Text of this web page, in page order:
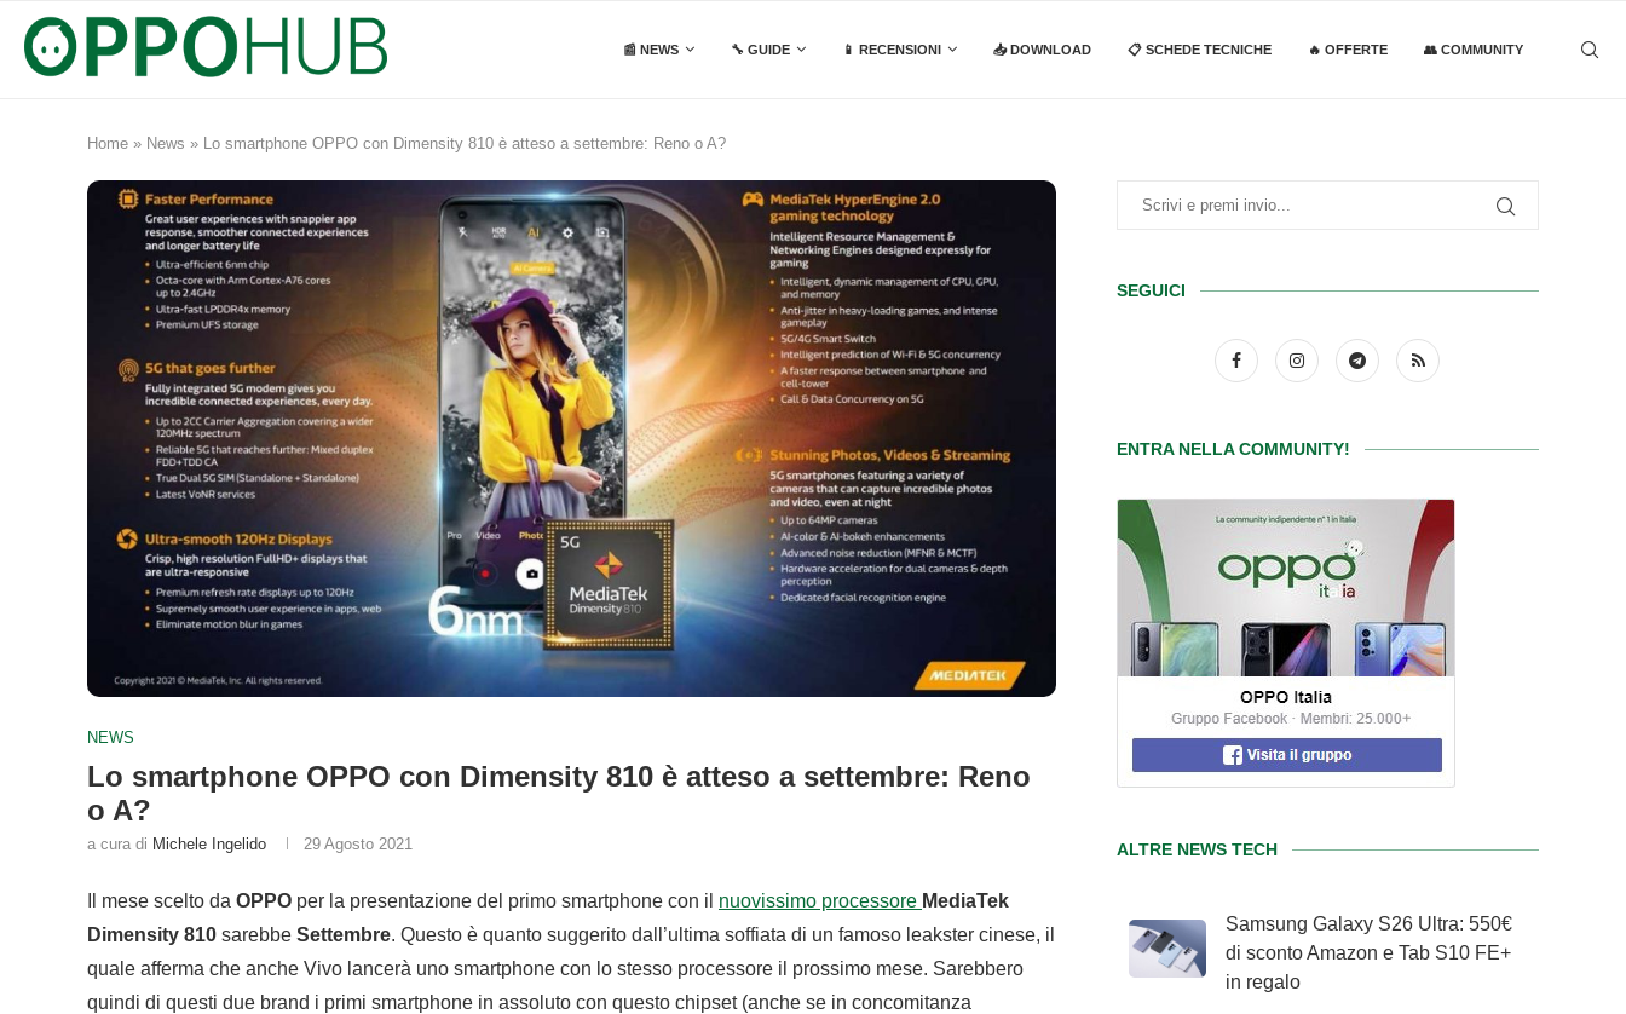
📰 NEWS 🔧 GUIDE 📱 RECENSIONI 📥 DOWNLOAD 📋 SCHEDE TECNICHE 🔥 OFFERTE 👥 COMMUNITY
Home » News » Lo smartphone OPPO con Dimensity 810 è atteso a settembre: Reno o A?
NEWS
Lo smartphone OPPO con Dimensity 810 è atteso a settembre: Reno
o A?
a cura di Michele Ingelido 29 Agosto 2021
Il mese scelto da OPPO per la presentazione del primo smartphone con il nuovissimo processore MediaTek
Dimensity 810 sarebbe Settembre. Questo è quanto suggerito dall’ultima soffiata di un famoso leakster cinese, il
quale afferma che anche Vivo lancerà uno smartphone con lo stesso processore il prossimo mese. Sarebbero
quindi di questi due brand i primi smartphone in assoluto con questo chipset (anche se in concomitanza
SEGUICI
ENTRA NELLA COMMUNITY!
ALTRE NEWS TECH
Samsung Galaxy S26 Ultra: 550€
di sconto Amazon e Tab S10 FE+
in regalo